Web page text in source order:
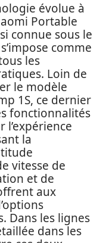
évolue à
Portable
connue sous le
comme
les
Loin de
le modèle
1S, ce dernier
fonctionnalités
l’expérience
la
vitesse de
et de
aux
Dans les lignes
dans les